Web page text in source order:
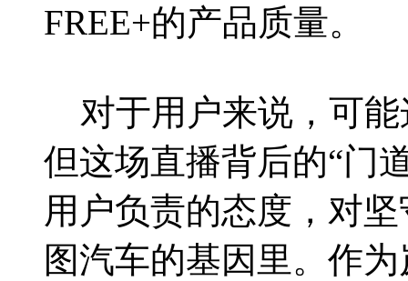
FREE+的产品质量。
对于用户来说，可能
但这场直播背后的“门
用户负责的态度，对
图汽车的基因里。作